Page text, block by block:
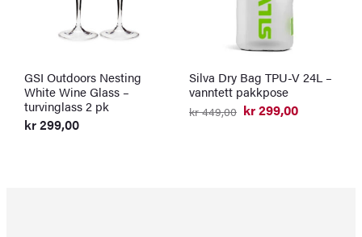
GSI Outdoors Nesting
White Wine Glass –
turvinglass 2 pk
kr299,00
Silva Dry Bag TPU-V 24L –
vanntett pakkpose
kr449,00
Opprinnelig
kr299,00
Nåværende